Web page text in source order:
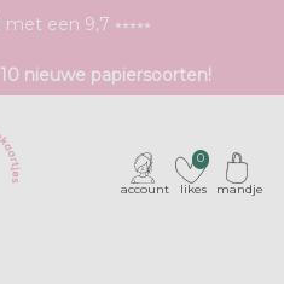
een 9,7 ⭒⭒⭒⭒⭒
met unieke druktechnieken
nieuwe papiersoorten!
account likes
0
mandje